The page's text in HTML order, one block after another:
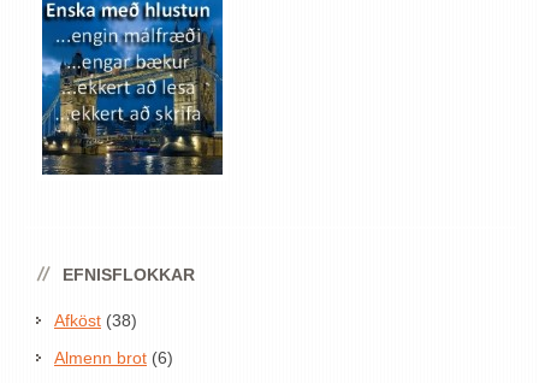
EFNISFLOKKAR
Afköst (38)
Almenn brot (6)